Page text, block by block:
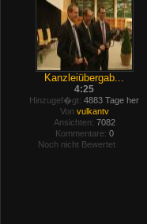
Kanzleiübergab...
4:25
Hinzugef�gt: 4883 Tage her
Von vulkantv
Ansichten: 7082
Kommentare: 0
Noch nicht Bewertet